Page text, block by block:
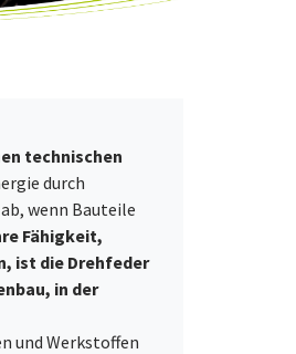
technischen
durch
wenn Bauteile
Fähigkeit,
ist die Drehfeder
in der
und Werkstoffen